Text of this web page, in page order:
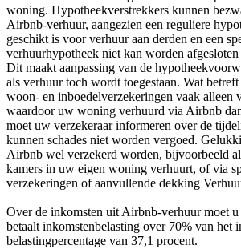
woning. Hypotheekverstrekkers kunnen
Airbnb-verhuur, aangezien een reguliere
geschikt is voor verhuur aan derden en een
verhuurhypotheek niet kan worden
Dit maakt aanpassing van de
als verhuur toch wordt toegestaan. Wat
woon- en inboedelverzekeringen vaak alleen
waardoor uw woning verhuurd via Airbnb
moet uw verzekeraar informeren over de
kunnen schades niet worden vergoed.
Airbnb wel verzekerd worden, bijvoorbeeld
kamers in uw eigen woning verhuurt, of via
verzekeringen of aanvullende dekking
Over de inkomsten uit Airbnb-verhuur moet
betaalt inkomstenbelasting over 70% van het
belastingpercentage van 37,1 procent.